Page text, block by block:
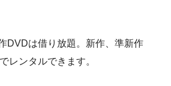
DVDは借り放題。新作、準新作
レンタルできます。